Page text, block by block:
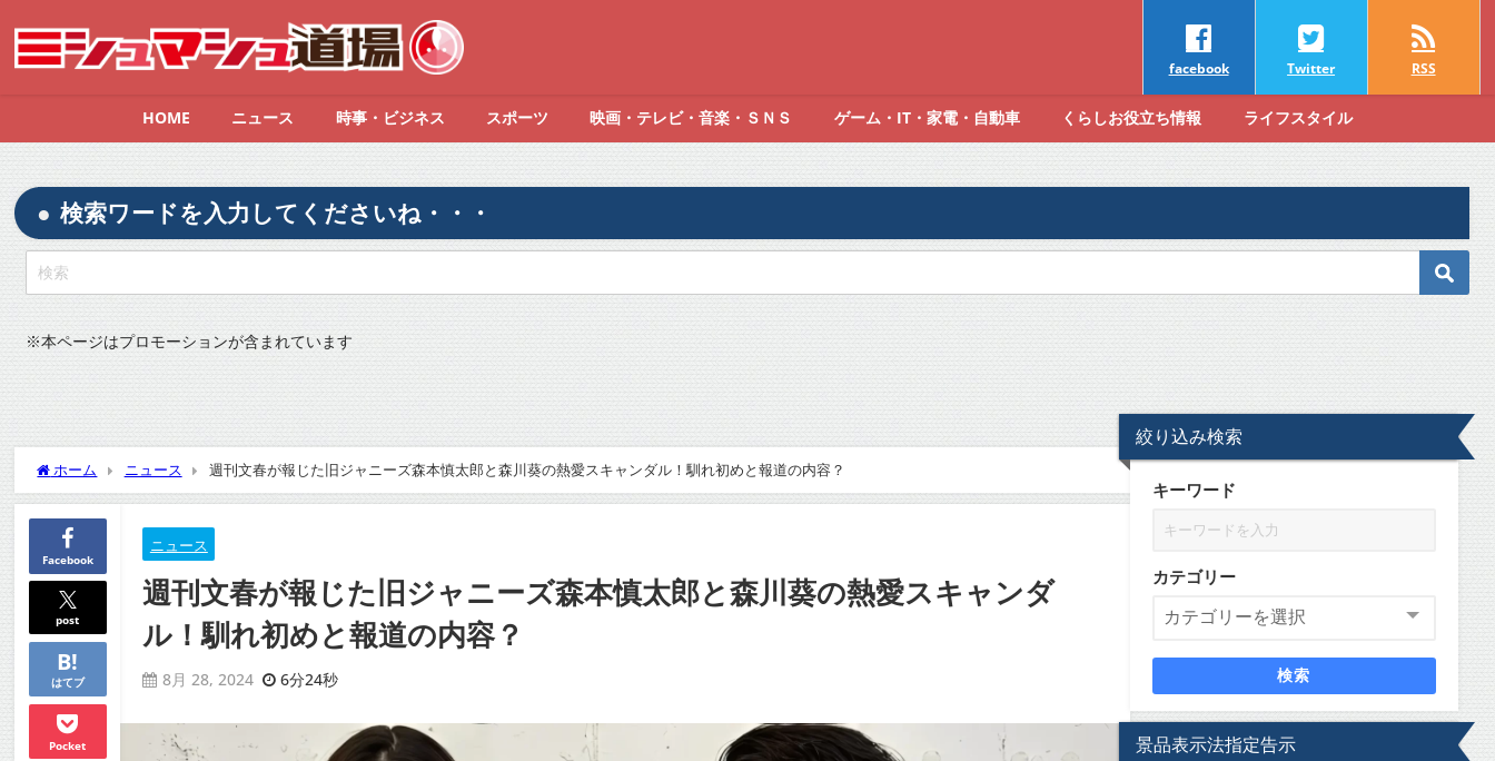
facebook Twitter RSS
HOME ニュース 時事・ビジネス スポーツ 映画・テレビ・音楽・ＳＮＳ ゲーム・IT・家電・自動車 くらしお役立ち情報 ライフスタイル
検索ワードを入力してくださいね・・・
※本ページはプロモーションが含まれています
ホーム ニュース 週刊文春が報じた旧ジャニーズ森本慎太郎と森川葵の熱愛スキャンダル！馴れ初めと報道の内容？
Facebook
post
はてブ
Pocket
ニュース
週刊文春が報じた旧ジャニーズ森本慎太郎と森川葵の熱愛スキャンダ
ル！馴れ初めと報道の内容？
8月 28, 2024 6分24秒
絞り込み検索
キーワード
カテゴリー
検索
景品表示法指定告示